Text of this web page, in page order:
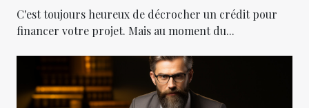
C'est toujours heureux de décrocher un crédit pour
financer votre projet. Mais au moment du...